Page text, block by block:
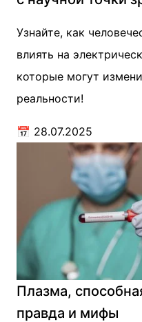
Узнайте, как
влиять на
которые могут
реальности!
📅 28.07.2025
Плазма,
правда и мифы